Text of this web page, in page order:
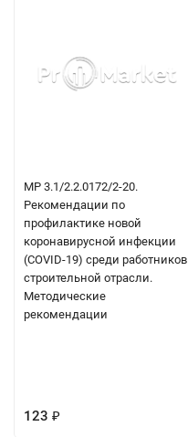
МР 3.1/2.2.0172/2-20.
Рекомендации по
профилактике новой
коронавирусной инфекции
(COVID-19) среди работников
строительной отрасли.
Методические
рекомендации
123 ₽